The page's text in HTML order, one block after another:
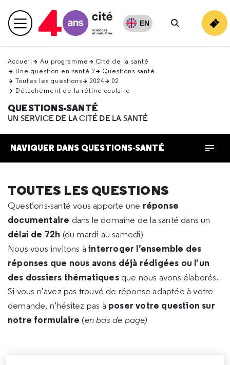
en
haut Menu principal EN
Rechercher
Accueil Au programme
Cité de la santé
Une question en santé ?
Questions santé
Toutes les questions
2024
02
Détachement de la rétine oculaire
QUESTIONS-SANTÉ
UN SERVICE DE LA CITÉ DE LA SANTÉ
NAVIGUER DANS QUESTIONS-SANTÉ
TOUTES LES QUESTIONS
Questions-santé vous apporte une réponse
documentaire dans le domaine de la santé dans un
délai de 72h (du mardi au samedi)
Nous vous invitons àinterroger l’ensemble des
réponses que nous avons déjà rédigées ou l’un
des dossiers thématiques que nous avons élaborés.
Si vous n’avez pas trouvé de réponse adaptée à votre
demande, n’hésitez pas à poser votre question sur
notre formulaire (en bas de page)